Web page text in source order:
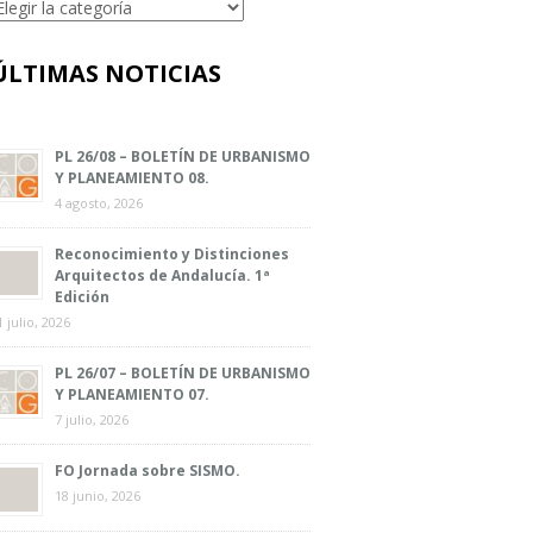
NOTICIAS
PL 26/08 – BOLETÍN DE URBANISMO
Y PLANEAMIENTO 08.
4 agosto, 2026
Reconocimiento y Distinciones
Arquitectos de Andalucía. 1ª
Edición
julio, 2026
PL 26/07 – BOLETÍN DE URBANISMO
Y PLANEAMIENTO 07.
7 julio, 2026
FO Jornada sobre SISMO.
18 junio, 2026